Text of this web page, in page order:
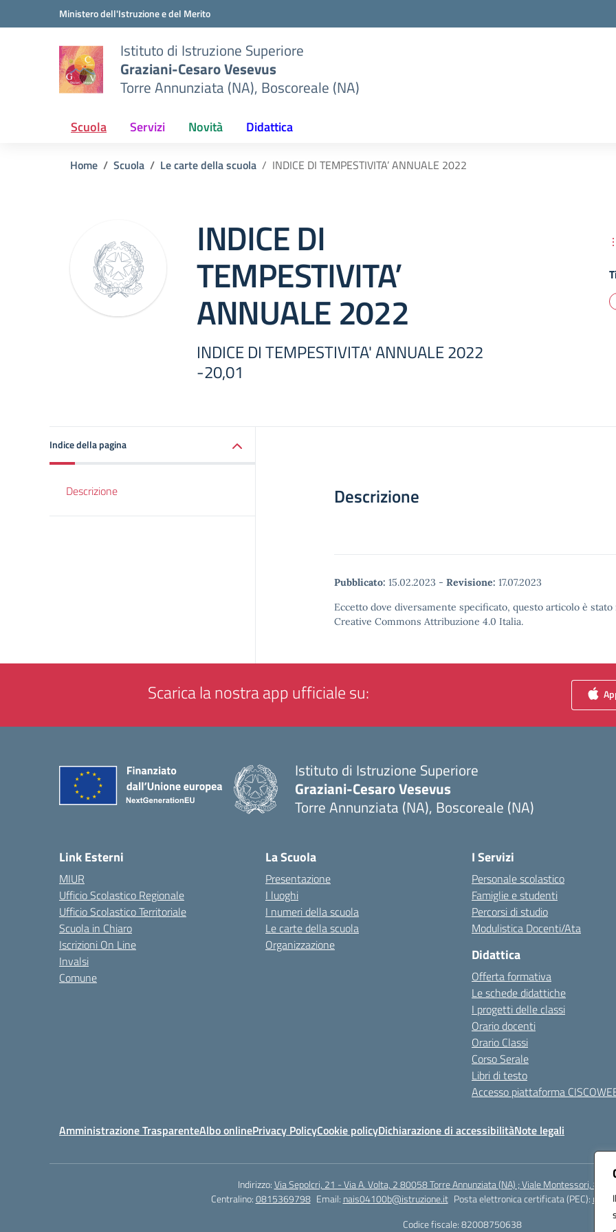
Vai ai contenuti
Vai al menu di navigazioneMinistero dell'Istruzione e del Merito
Istituto di Istruzione Superiore
Graziani-Cesaro Vesevus
Torre Annunziata (NA), Boscoreale (NA)
Scuola Servizi Novità Didattica
Home Scuola Le carte della scuola INDICE DI TEMPESTIVITA’ ANNUALE 2022
INDICE DI
TEMPESTIVITA’
ANNUALE 2022
INDICE DI TEMPESTIVITA' ANNUALE 2022
-20,01
Indice della pagina
Descrizione Descrizione
Pubblicato: 15.02.2023 - Revisione: 17.07.2023
Eccetto dove diversamente specificato, questo articolo è
Creative Commons Attribuzione 4.0 Italia.
Scarica la nostra app ufficiale su:
Istituto di Istruzione Superiore
Graziani-Cesaro Vesevus
Torre Annunziata (NA), Boscoreale (NA)
Link Esterni
MIUR
Ufficio Scolastico Regionale
Ufficio Scolastico Territoriale
Scuola in Chiaro
Iscrizioni On Line
Invalsi
Comune
La Scuola
Presentazione
I luoghi
I numeri della scuola
Le carte della scuola
Organizzazione
I Servizi
Personale scolastico
Famiglie e studenti
Percorsi di studio
Modulistica Docenti/Ata
Didattica
Offerta formativa
Le schede didattiche
I progetti delle classi
Orario docenti
Orario Classi
Corso Serale
Libri di testo
Accesso piattaforma
Amministrazione TrasparenteAlbo onlinePrivacy PolicyCookie policyDichiarazione di accessibilitàNote legali
Indirizzo:Via Sepolcri, 21 - Via A. Volta, 2 80058 Torre Annunziata (NA) ; Viale Montessori,
Centralino:0815369798 Email: nais04100b@istruzione.it Posta elettronica certificata (PEC):
Codice fiscale: 82008750638